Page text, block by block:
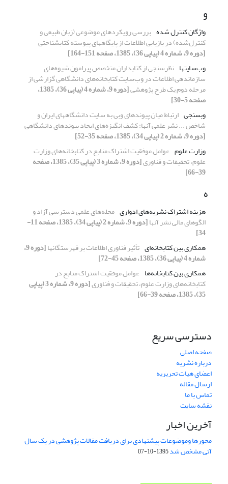
و
واژگان کنترل شده بررسی رویکردهای موضوعی (زبان طبیعی و
کنترل‌شده) در بازیابی اطلاعات از پایگاههای پیوسته کتابشناختی
[دوره 9، شماره 4 (پیاپی 36)، 1385، صفحه 151-164]
وب‌سایتها نظرسنجی از کتابداران متخصص پیرامون شیوه‌های
سازماندهی اطلاعات در وب‌سایت کتابخانه‌های دانشگاهی گزارشی از
مرحله دوم یک طرح پژوهشی [دوره 9، شماره 4 (پیاپی 36)، 1385،
صفحه 5-30]
وب­سنجی ارتباط میان پیوندهای وبی به سایت دانشگاههای ایران و
شاخص ... نشر علمی آنها: کشف انگیزه‌های ایجاد پیوندهای دانشگاهی
[دوره 9، شماره 2 (پیاپی 34)، 1385، صفحه 35-52]
وزارت علوم عوامل موفقیت اشتراک منابع در کتابخانه‌های وزارت
علوم، تحقیقات و فناوری [دوره 9، شماره 3 (پیاپی 35)، 1385، صفحه
39-66]
ه
هزینه اشتراک نشریه‌های ادواری مجله‌های علمی دسترسی آزاد و
الگوهای مالی نشر آنها [دوره 9، شماره 2 (پیاپی 34)، 1385، صفحه 11-
34]
همکاری بین کتابخانه‌‌ای تأثیر فناوری اطلاعات بر فهرستگانها [دوره 9،
شماره 4 (پیاپی 36)، 1385، صفحه 45-72]
همکاری بین کتابخانه‌ها عوامل موفقیت اشتراک منابع در
کتابخانه‌های وزارت علوم، تحقیقات و فناوری [دوره 9، شماره 3 (پیاپی
35)، 1385، صفحه 39-66]
دسترسی سریع
صفحه اصلی
درباره نشریه
اعضای هیات تحریریه
ارسال مقاله
تماس با ما
نقشه سایت
آخرین اخبار
محورها وموضوعات پیشنهادی برای دریافت مقالات پژوهشی در یک سال
آتی مشخص شد1395-10-07